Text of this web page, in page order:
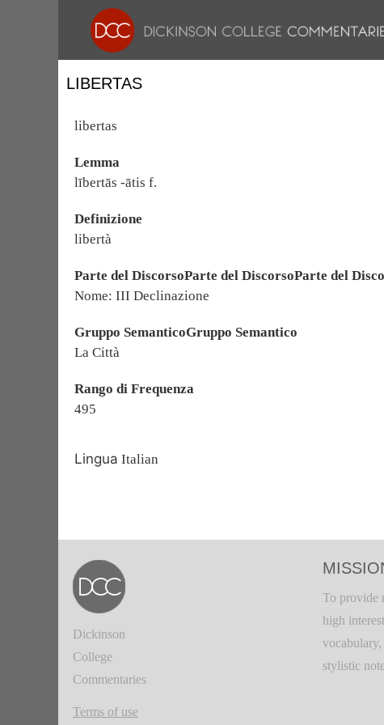
LIBERTAS
libertas
Lemma
lībertās -ātis f.
Definizione
libertà
Parte del DiscorsoParte del DiscorsoParte del
Nome: III Declinazione
Gruppo SemanticoGruppo Semantico
La Città
Rango di Frequenza
495
Lingua Italian
Dickinson
College
Commentaries
Terms of use
To provide
high
stylistic